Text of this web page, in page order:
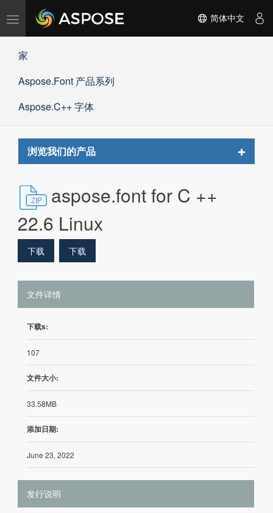
切
航
简体中文
家
Aspose.Font 产品系列
Aspose.C++ 字体
浏览我们的产品
Toggle
aspose.font for C ++
22.6 Linux
下载 下载
文件详情
下载s:
107
文件大小:
33.58MB
添加日期:
June 23, 2022
发行说明